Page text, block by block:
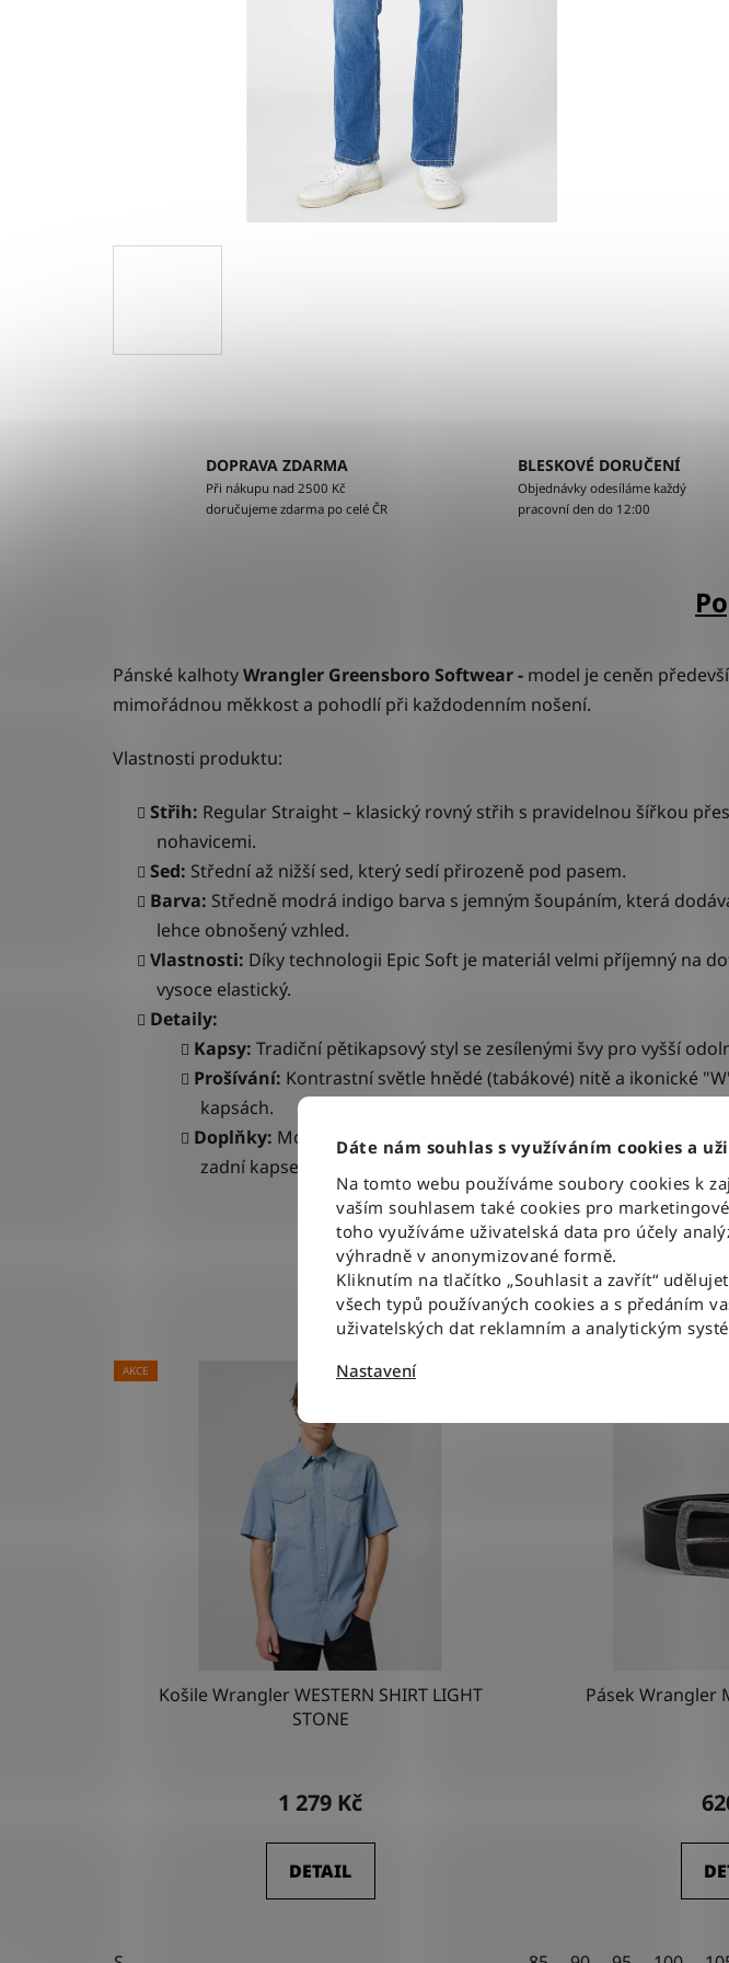
Dáte nám souhlas s využíváním cookies a
Na tomto webu používáme soubory cookies k
vaším souhlasem také cookies pro
toho využíváme uživatelská data pro účely
výhradně v anonymizované formě.
Kliknutím na tlačítko „Souhlasit a zavřít“
všech typů používaných cookies a s předáním
uživatelských dat reklamním a analytickým
Nastavení
DOPRAVA ZDARMA
Při nákupu nad 2500 Kč
doručujeme zdarma po celé ČR
BLESKOVÉ DORUČENÍ
Objednávky odesíláme každý
pracovní den do 12:00
Pánské kalhotyWrangler Greensboro Softwear - model je ceněn
mimořádnou měkkost a pohodlí při každodenním nošení.
Vlastnosti produktu:
Střih: Regular Straight – klasický rovný střih s pravidelnou šířkou
nohavicemi.
Sed: Střední až nižší sed, který sedí přirozeně pod pasem.
Barva: Středně modrá indigo barva s jemným šoupáním, která
lehce obnošený vzhled.
Vlastnosti: Díky technologii Epic Soft je materiál velmi příjemný na
vysoce elastický.
Detaily:
Kapsy: Tradiční pětikapsový styl se zesílenými švy pro vyšší
Prošívání: Kontrastní světle hnědé (tabákové) nitě a ikonické
kapsách.
Doplňky: Mosazné nýty, knoflík a hnědá kožená nášivka s logem
zadní kapse.
AKCE
Košile Wrangler WESTERN SHIRT LIGHT
STONE
1 279 Kč
DETAIL
Pásek Wrangler